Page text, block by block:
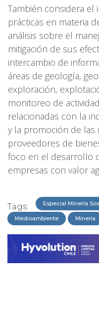
También considera el
prácticas en materia
análisis sobre el
mitigación de sus
intercambio de
áreas de geología,
exploración,
monitoreo de
relacionadas con la
y la promoción de las
proveedores de
foco en el desarrollo
empresas con valor
Tags: Especial Minería
Medioambiente Minería